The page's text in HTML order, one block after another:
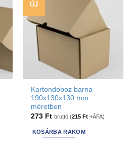
ÚJ
Kartondoboz barna
190x130x130 mm
méretben
273 Ft bruttó (215Ft +ÁFA)
KOSÁRBA RAKOM